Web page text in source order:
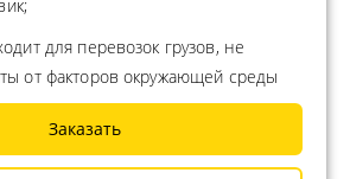
для перевозок грузов, не
от факторов окружающей среды
Заказать